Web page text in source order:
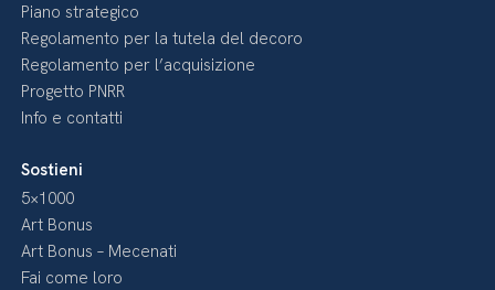
Piano strategico
Regolamento per la tutela del decoro
Regolamento per l’acquisizione
Progetto PNRR
Info e contatti
Sostieni
5×1000
Art Bonus
Art Bonus – Mecenati
Fai come loro